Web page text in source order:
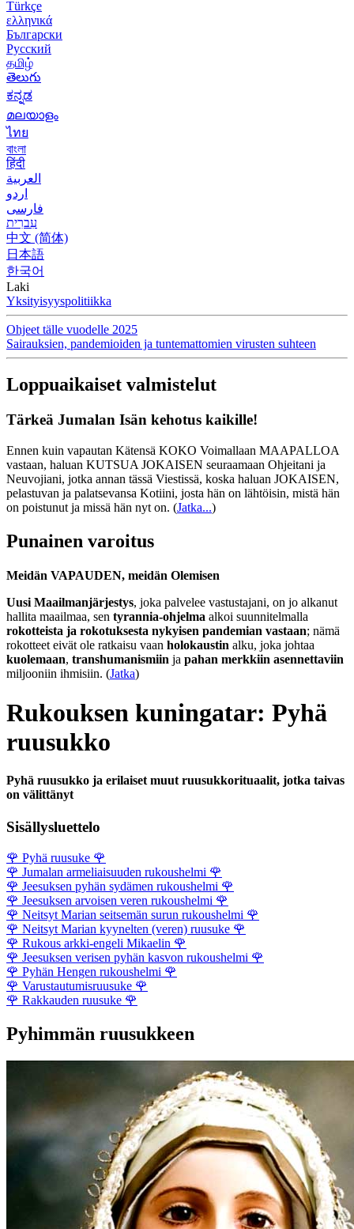
Türkçe
ελληνικά
Български
Русский
தமிழ்
తెలుగు
ಕನ್ನಡ
മലയാളം
ไทย
বাংলা
हिंदी
العربية
اردو
فارسی
עִברִית
中文 (简体)
日本語
한국어
Laki
Yksityisyyspolitiikka
Ohjeet tälle vuodelle 2025
Sairauksien, pandemioiden ja tuntemattomien virusten suhteen
Loppuaikaiset valmistelut
Tärkeä Jumalan Isän kehotus kaikille!
Ennen kuin vapautan Kätensä KOKO Voimallaan MAAPALLOA
vastaan, haluan KUTSUA JOKAISEN seuraamaan Ohjeitani ja
Neuvojiani, jotka annan tässä Viestissä, koska haluan JOKAISEN,
pelastuvan ja palatsevansa Kotiini, josta hän on lähtöisin, mistä hän
on poistunut ja missä hän nyt on. (Jatka...)
Punainen varoitus
Meidän VAPAUDEN, meidän Olemisen
Uusi Maailmanjärjestys, joka palvelee vastustajani, on jo alkanut
hallita maailmaa, sen tyrannia-ohjelma alkoi suunnitelmalla
rokotteista ja rokotuksesta nykyisen pandemian vastaan; nämä
rokotteet eivät ole ratkaisu vaan holokaustin alku, joka johtaa
kuolemaan, transhumanismiin ja pahan merkkiin asennettaviin
miljooniin ihmisiin. (Jatka)
Rukouksen kuningatar: Pyhä
ruusukko
Pyhä ruusukko ja erilaiset muut ruusukkorituaalit, jotka taivas
on välittänyt
Sisällysluettelo
🌹 Pyhä ruusuke 🌹
🌹 Jumalan armeliaisuuden rukoushelmi 🌹
🌹 Jeesuksen pyhän sydämen rukoushelmi 🌹
🌹 Jeesuksen arvoisen veren rukoushelmi 🌹
🌹 Neitsyt Marian seitsemän surun rukoushelmi 🌹
🌹 Neitsyt Marian kyynelten (veren) ruusuke 🌹
🌹 Rukous arkki-engeli Mikaelin 🌹
🌹 Jeesuksen verisen pyhän kasvon rukoushelmi 🌹
🌹 Pyhän Hengen rukoushelmi 🌹
🌹 Varustautumisruusuke 🌹
🌹 Rakkauden ruusuke 🌹
Pyhimmän ruusukkeen